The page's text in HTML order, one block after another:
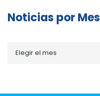
Noticias por Mes
porElegir el mes